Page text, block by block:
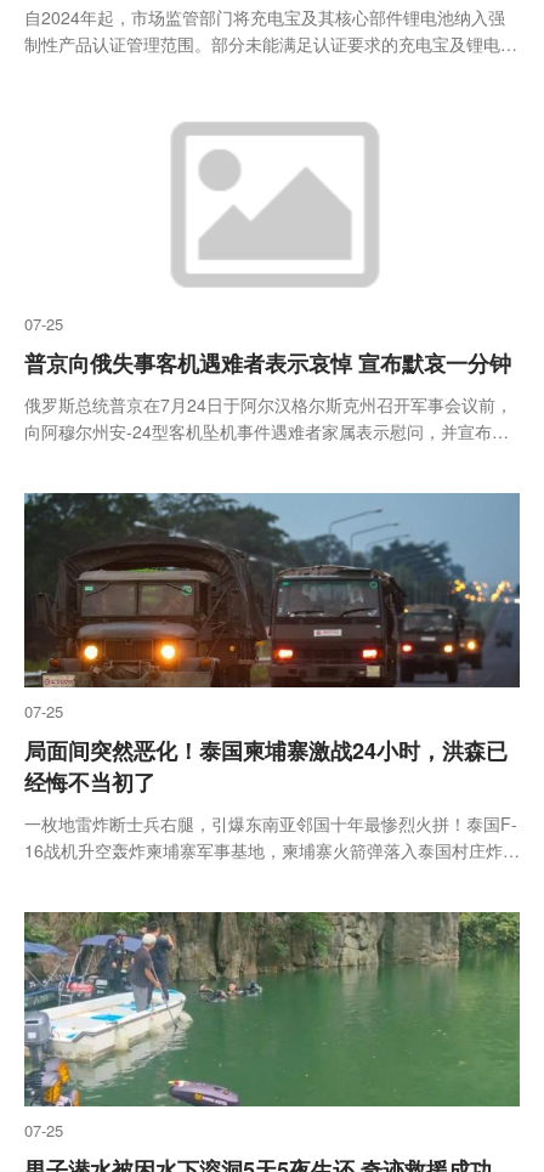
自2024年起，市场监管部门将充电宝及其核心部件锂电池纳入强
制性产品认证管理范围。部分未能满足认证要求的充电宝及锂电池
07-25
普京向俄失事客机遇难者表示哀悼 宣布默哀一分钟
俄罗斯总统普京在7月24日于阿尔汉格尔斯克州召开军事会议前，
向阿穆尔州安-24型客机坠机事件遇难者家属表示慰问，并宣布全
07-25
局面间突然恶化！泰国柬埔寨激战24小时，洪森已
经悔不当初了
一枚地雷炸断士兵右腿，引爆东南亚邻国十年最惨烈火拼！泰国F-
16战机升空轰炸柬埔寨军事基地，柬埔寨火箭弹落入泰国村庄炸死
07-25